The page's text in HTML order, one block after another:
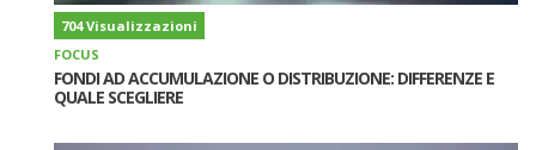
704 Visualizzazioni
FOCUS
FONDI AD ACCUMULAZIONE O DISTRIBUZIONE: DIFFERENZE E
QUALE SCEGLIERE